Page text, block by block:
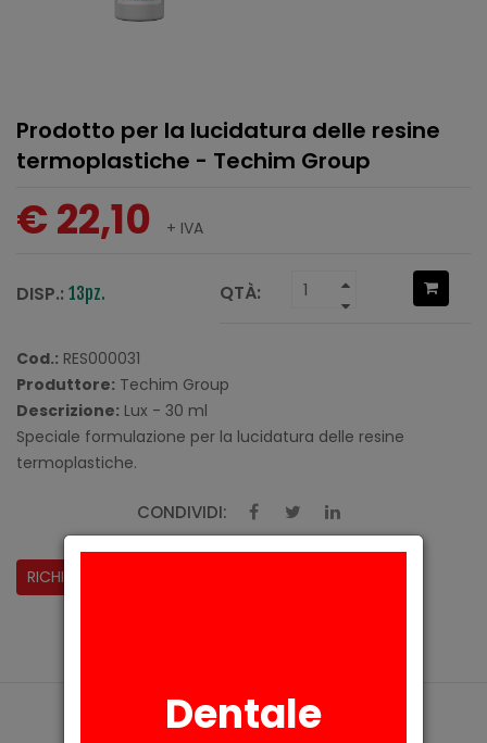
Prodotto per la lucidatura delle resine
termoplastiche - Techim Group
€ 22,10 + IVA
DISP.: 13pz. QTÀ:
Cod.: RES000031
Produttore: Techim Group
Descrizione: Lux - 30 ml
Speciale formulazione per la lucidatura delle resine
termoplastiche.
CONDIVIDI:
RICHIESTA INFORMAZIONI
Dentale